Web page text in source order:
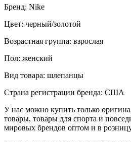
Бренд: Nike
Цвет: черный/золотой
Возрастная группа: взрослая
Пол: женский
Вид товара: шлепанцы
Страна регистрации бренда: США
У нас можно купить только
товары, товары для спорта и
мировых брендов оптом и в